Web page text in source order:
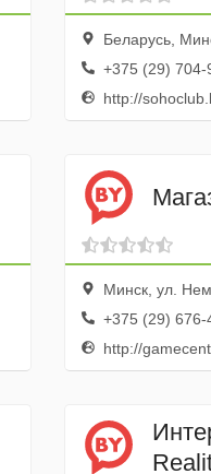
Беларусь,
+375 (29) 704-
http://
Минск, ул.
+375 (29) 676-
http://